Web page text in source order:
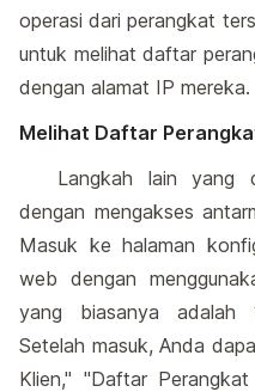
operasi dari perangkat
untuk melihat daftar
dengan alamat IP mereka.
Melihat Daftar
Langkah lain yang
dengan mengakses
Masuk ke halaman
web dengan
yang biasanya adalah
Setelah masuk, Anda
Klien," "Daftar